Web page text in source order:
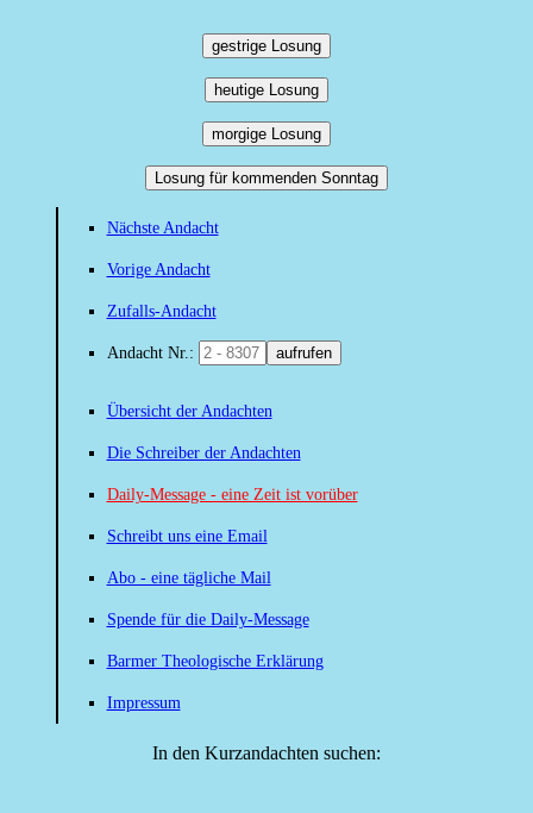
gestrige Losung
heutige Losung
morgige Losung
Losung für kommenden Sonntag
Nächste Andacht
Vorige Andacht
Zufalls-Andacht
Andacht Nr.: aufrufen
Übersicht der Andachten
Die Schreiber der Andachten
Daily-Message - eine Zeit ist vorüber
Schreibt uns eine Email
Abo - eine tägliche Mail
Spende für die Daily-Message
Barmer Theologische Erklärung
Impressum
In den Kurzandachten suchen: